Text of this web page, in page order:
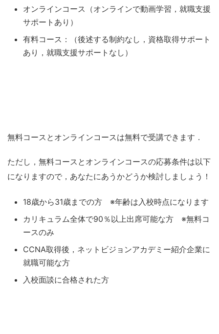
オンラインコース（オンラインで動画学習，就職支援
サポートあり）
有料コース：（後述する制約なし，資格取得サポート
あり，就職支援サポートなし）
無料コースとオンラインコースは無料で受講できます．
ただし，無料コースとオンラインコースの応募条件は以下
になりますので，あなたにあうかどうか検討しましょう！
18歳から31歳までの方 ※年齢は入校時点になります
カリキュラム全体で90％以上出席可能な方 ※無料コ
ースのみ
CCNA取得後，ネットビジョンアカデミー紹介企業に
就職可能な方
入校面談に合格された方